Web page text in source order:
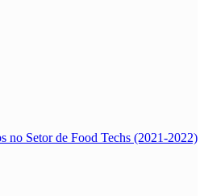
no Setor de Food Techs (2021-2022)